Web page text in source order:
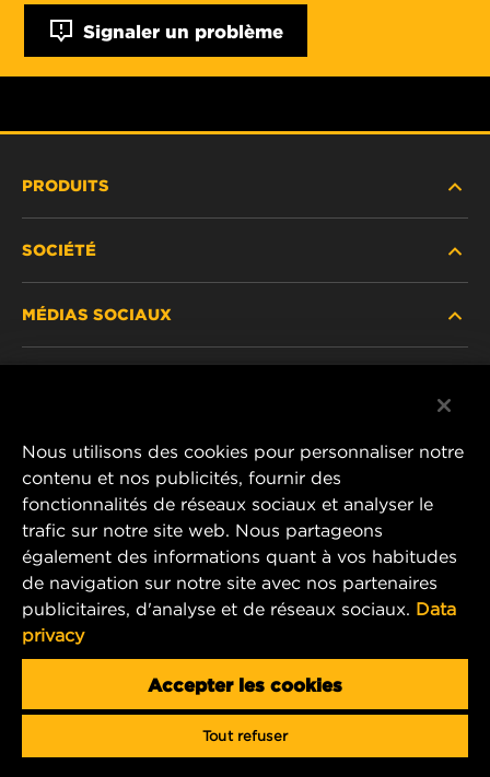
Signaler un problème
PRODUITS
PRODUITS ABANDONNÉS / REMPLACÉS
SOCIÉTÉ
AVIS JURIDIQUE
IMPRIMER
CONTACTEZ-NOUS
MÉDIAS SOCIAUX
Instagram
YouTube
MANN+HUMMEL Middle East FZE
DAFZA (Dubai Airport Free Zone)
Office 1013, Bldg. 7WA
mhae.pmservices@mann-hummel.com
Nous utilisons des cookies pour personnaliser notre
contenu et nos publicités, fournir des
fonctionnalités de réseaux sociaux et analyser le
trafic sur notre site web. Nous partageons
également des informations quant à vos habitudes
de navigation sur notre site avec nos partenaires
publicitaires, d'analyse et de réseaux sociaux. Data
privacy
Accepter les cookies
Tout refuser